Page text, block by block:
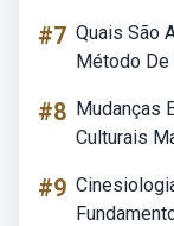
#7 Quais São
Método
#8 Mudanças
Culturais
#9